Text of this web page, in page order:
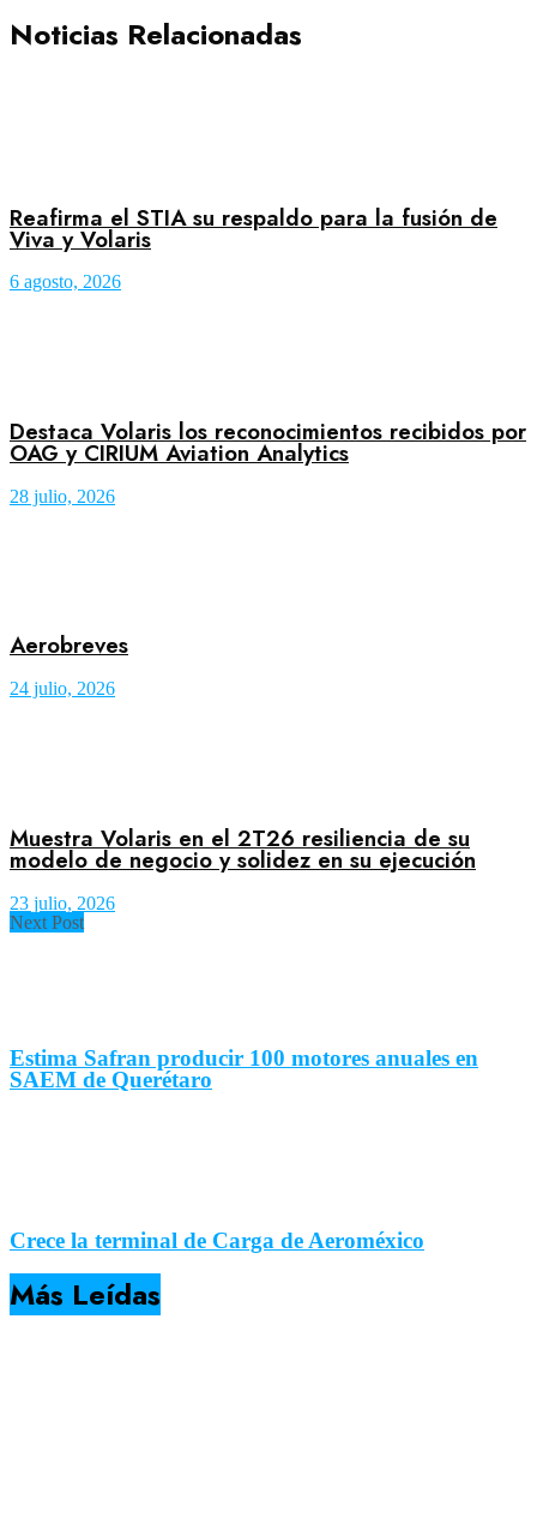
Noticias Relacionadas
Reafirma el STIA su respaldo para la fusión de
Viva y Volaris
6 agosto, 2026
Destaca Volaris los reconocimientos recibidos por
OAG y CIRIUM Aviation Analytics
28 julio, 2026
Aerobreves
24 julio, 2026
Muestra Volaris en el 2T26 resiliencia de su
modelo de negocio y solidez en su ejecución
23 julio, 2026
Next Post
Estima Safran producir 100 motores anuales en
SAEM de Querétaro
Crece la terminal de Carga de Aeroméxico
Más Leídas